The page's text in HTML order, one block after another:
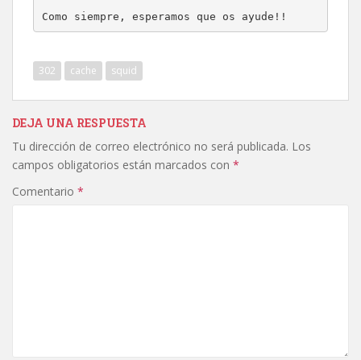
Como siempre, esperamos que os ayude!!
302 cache squid
DEJA UNA RESPUESTA
Tu dirección de correo electrónico no será publicada. Los
campos obligatorios están marcados con *
Comentario *